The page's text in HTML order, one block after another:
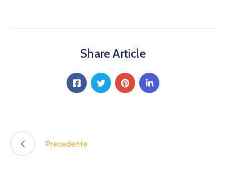
Share Article
Precedente